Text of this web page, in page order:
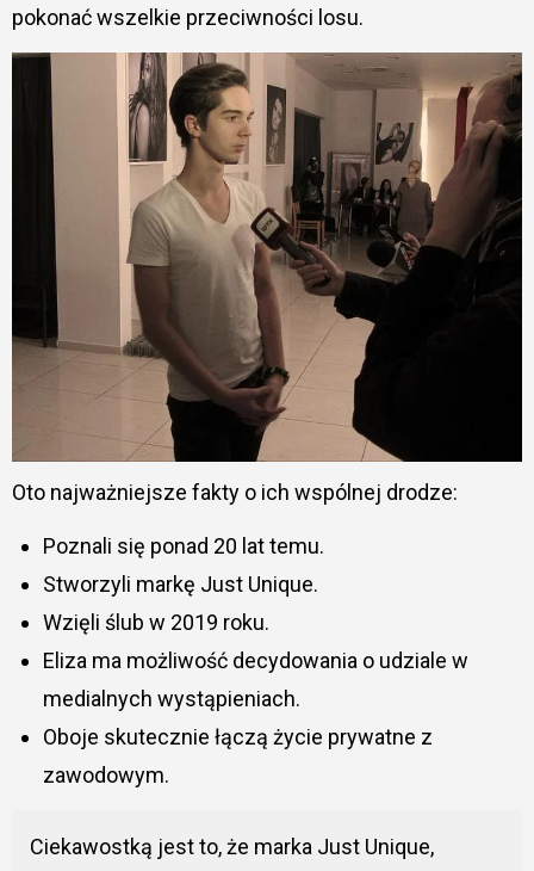
pokonać wszelkie przeciwności losu.
Oto najważniejsze fakty o ich wspólnej drodze:
Poznali się ponad 20 lat temu.
Stworzyli markę Just Unique.
Wzięli ślub w 2019 roku.
Eliza ma możliwość decydowania o udziale w
medialnych wystąpieniach.
Oboje skutecznie łączą życie prywatne z
zawodowym.
Ciekawostką jest to, że marka Just Unique,